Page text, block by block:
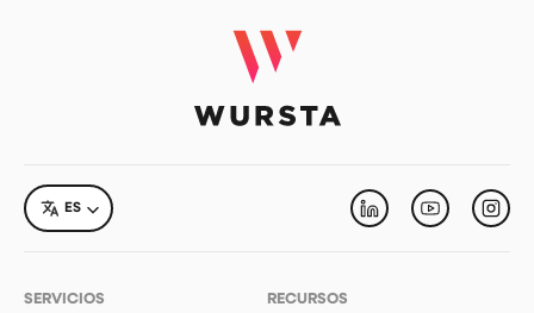
LinkedinYoutube
LANGUAGE
ES
SERVICIOS RECURSOS